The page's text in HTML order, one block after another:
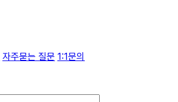
자주묻는 질문 1:1문의